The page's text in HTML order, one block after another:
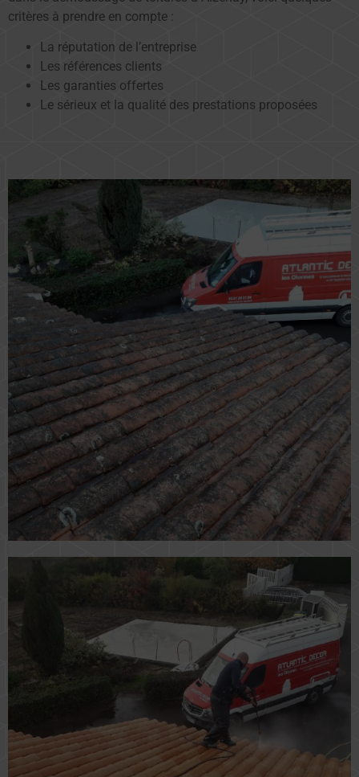
critères à prendre en compte :
La réputation de l’entreprise
Les références clients
Les garanties offertes
Le sérieux et la qualité des prestations proposées